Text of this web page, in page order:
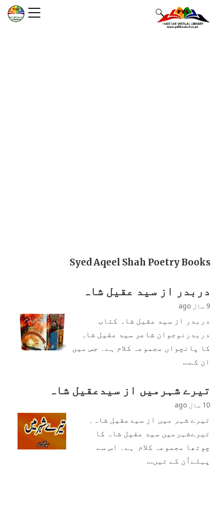
Syed Aqeel Shah Poetry Books
دربدر از سید عقیل شاہ
9 سال ago
دربدر از سید عقیل شاہ کتاب
دربدرنوجوان شاعر سید عقیل شاہ
کا پانچواں مجموعہ کلام ہے۔ جس میں
ان کے…
تیرے شہرمیں از سیدعقیل شاہ
10 سال ago
تیرے شہر میں از سیدعقیل شاہ۔
تیرےشہرمیں سید عقیل شاہ کا
چوتھا مجموعہ کلام ہے۔ اس سے
پہلےاُن کے تیں…